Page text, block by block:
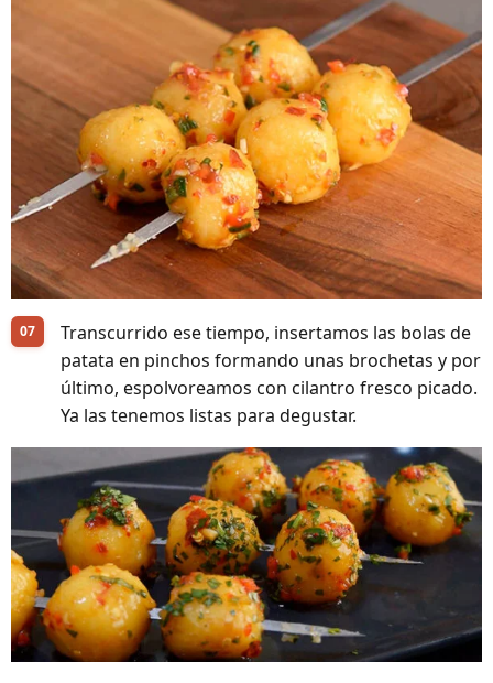
Transcurrido ese tiempo, insertamos las bolas de
patata en pinchos formando unas brochetas y por
último, espolvoreamos con cilantro fresco picado.
Ya las tenemos listas para degustar.